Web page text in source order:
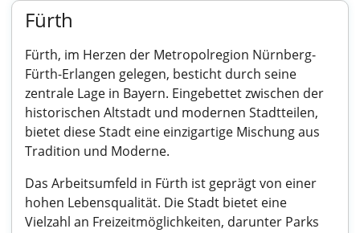
Fürth
Fürth, im Herzen der Metropolregion Nürnberg-
Fürth-Erlangen gelegen, besticht durch seine
zentrale Lage in Bayern. Eingebettet zwischen der
historischen Altstadt und modernen Stadtteilen,
bietet diese Stadt eine einzigartige Mischung aus
Tradition und Moderne.
Das Arbeitsumfeld in Fürth ist geprägt von einer
hohen Lebensqualität. Die Stadt bietet eine
Vielzahl an Freizeitmöglichkeiten, darunter Parks